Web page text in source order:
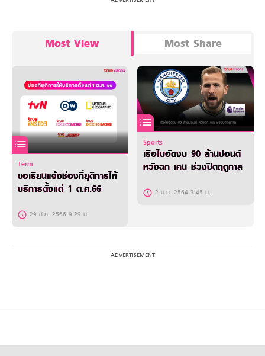
Most View Most Share
Term
ขอเรียนแจ้งช่องที่ยุติการให้
บริการตั้งแต่ 1 ต.ค.66
29 ส.ค. 2566 9:29 น.
Sports
เรือใบอัดงบ 90 ล้านปอนด์
หวังฉก เคน ช่วงปิดฤดูกาล
2 ม.ค. 2564 3:45 น.